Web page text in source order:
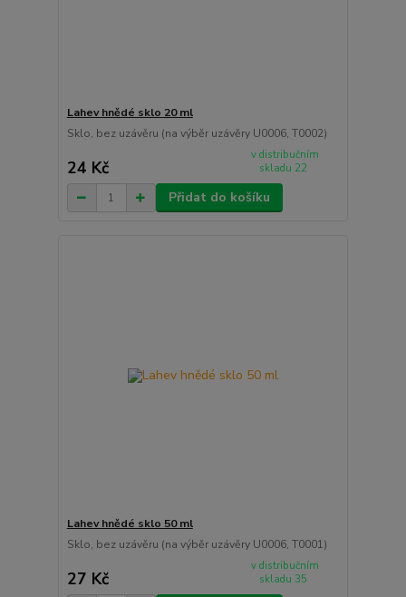
Lahev hnědé sklo 20 ml
Sklo, bez uzávěru (na výběr uzávěry U0006, T0002)
24 Kč
v distribučním
skladu 22
Přidat do košíku
Lahev hnědé sklo 50 ml
Sklo, bez uzávěru (na výběr uzávěry U0006, T0001)
27 Kč
v distribučním
skladu 35